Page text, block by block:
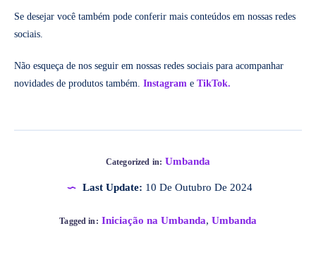
Se desejar você também pode conferir mais conteúdos em nossas redes
sociais.
Não esqueça de nos seguir em nossas redes sociais para acompanhar
novidades de produtos também. Instagram e TikTok.
Categorized in: Umbanda
Last Update: 10 De Outubro De 2024
Tagged in: Iniciação na Umbanda, Umbanda